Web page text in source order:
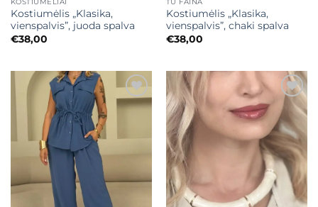
Kostiumėlis „Klasika,
vienspalvis”, juoda spalva
€38,00
Kostiumėlis „Klasika,
vienspalvis”, chaki spalva
€38,00
Mėgstamiausias Mėgstamiausias